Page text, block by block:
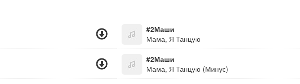
#2Маши
Мама, Я Танцую
#2Маши
Мама, Я Танцую (Минус)